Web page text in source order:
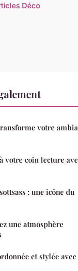
Déco
votre
votre coin lecture
: une icône du
une atmosphère
et stylée avec